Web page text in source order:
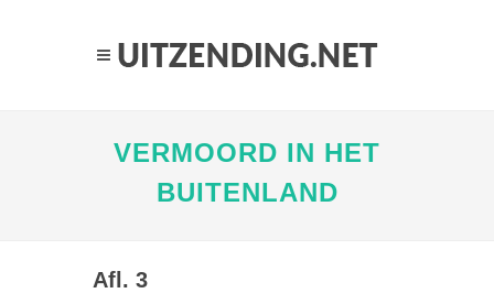
VERMOORD IN HET
BUITENLAND
Afl. 3